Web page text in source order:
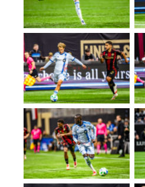
No Caption
No Caption